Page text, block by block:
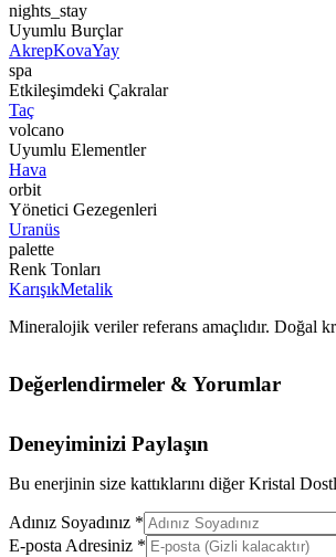
nights_stay
Uyumlu Burçlar
AkrepKovaYay
spa
Etkileşimdeki Çakralar
Taç
volcano
Uyumlu Elementler
Hava
orbit
Yönetici Gezegenleri
Uranüs
palette
Renk Tonları
KarışıkMetalik
Mineralojik veriler referans amaçlıdır. Doğal
Değerlendirmeler & Yorumlar
Deneyiminizi Paylaşın
Bu enerjinin size kattıklarını diğer Kristal
Adınız Soyadınız *
E-posta Adresiniz *